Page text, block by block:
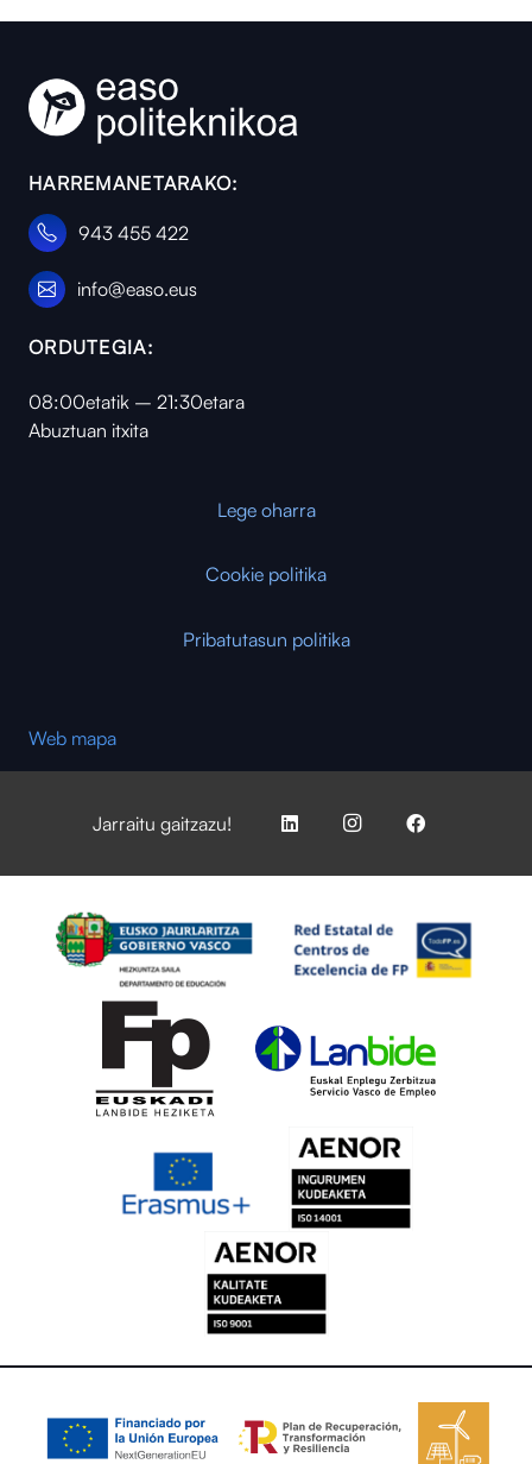
HARREMANETARAKO:
943 455 422
info@easo.eus
ORDUTEGIA:
08:00etatik – 21:30etara
Abuztuan itxita
Lege oharra
Cookie politika
Pribatutasun politika
Web mapa
Jarraitu gaitzazu!